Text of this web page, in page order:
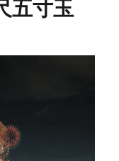
五寸玉